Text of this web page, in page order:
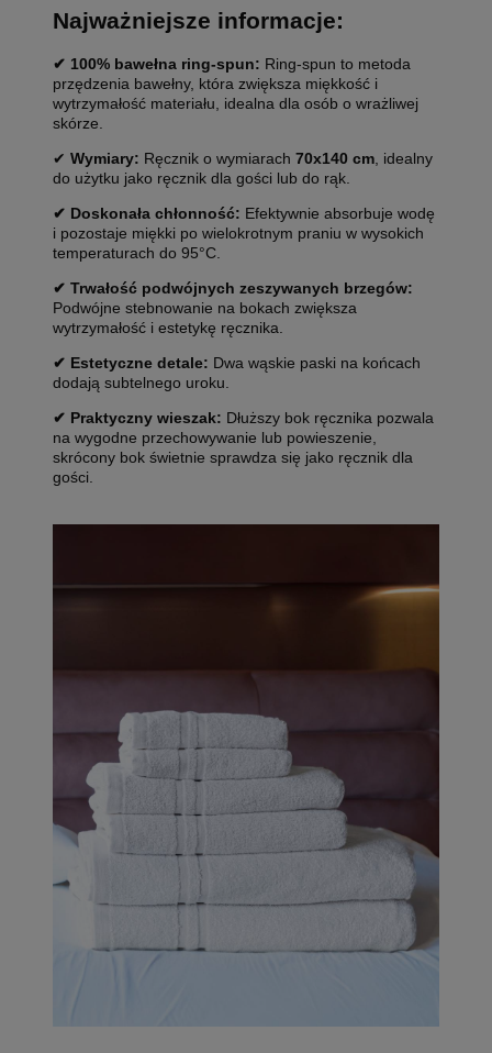
Najważniejsze informacje:
✔ 100% bawełna ring-spun: Ring-spun to metoda
przędzenia bawełny, która zwiększa miękkość i
wytrzymałość materiału, idealna dla osób o wrażliwej
skórze.
✔ Wymiary: Ręcznik o wymiarach 70x140 cm , idealny
do użytku jako ręcznik dla gości lub do rąk.
✔ Doskonała chłonność: Efektywnie absorbuje wodę
i pozostaje miękki po wielokrotnym praniu w wysokich
temperaturach do 95°C.
✔ Trwałość podwójnych zeszywanych brzegów:
Podwójne stebnowanie na bokach zwiększa
wytrzymałość i estetykę ręcznika.
✔ Estetyczne detale: Dwa wąskie paski na końcach
dodają subtelnego uroku.
✔ Praktyczny wieszak: Dłuższy bok ręcznika pozwala
na wygodne przechowywanie lub powieszenie,
skrócony bok świetnie sprawdza się jako ręcznik dla
gości.